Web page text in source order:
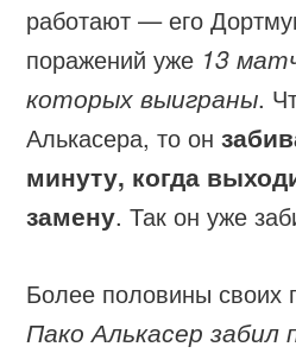
работают — его
поражений уже 13
которых выиграны.
Алькасера, то он
минуту, когда
замену. Так он уже
Более половины своих
Пако Алькасер